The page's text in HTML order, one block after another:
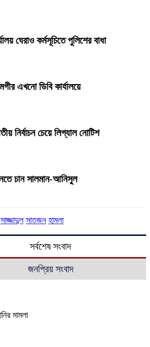
ঘেরাও কর্মসূচিতে পুলিশের বাধা
এখনো ডিবি কার্যালয়ে
নির্বাচন চেয়ে লিগ্যাল নোটিশ
চান সালমান-আনিসুল
সাজ্জাদুল সাতজন হামলা
সর্বশেষ সংবাদ
জনপ্রিয় সংবাদ
মামলা